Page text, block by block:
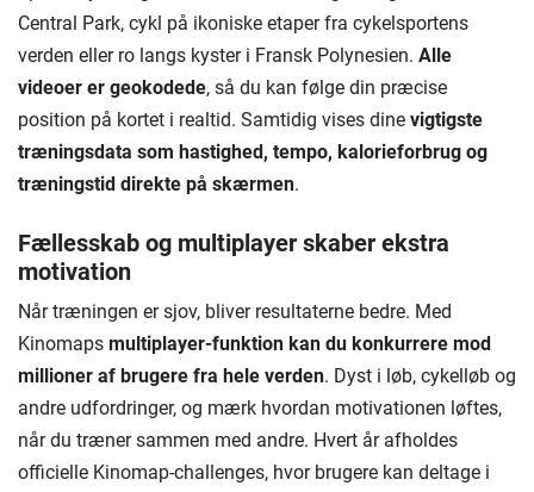
Central Park, cykl på ikoniske etaper fra cykelsportens
verden eller ro langs kyster i Fransk Polynesien. Alle
videoer er geokodede, så du kan følge din præcise
position på kortet i realtid. Samtidig vises dine vigtigste
træningsdata som hastighed, tempo, kalorieforbrug og
træningstid direkte på skærmen.
Fællesskab og multiplayer skaber ekstra
motivation
Når træningen er sjov, bliver resultaterne bedre. Med
Kinomaps multiplayer-funktion kan du konkurrere mod
millioner af brugere fra hele verden. Dyst i løb, cykelløb og
andre udfordringer, og mærk hvordan motivationen løftes,
når du træner sammen med andre. Hvert år afholdes
officielle Kinomap-challenges, hvor brugere kan deltage i